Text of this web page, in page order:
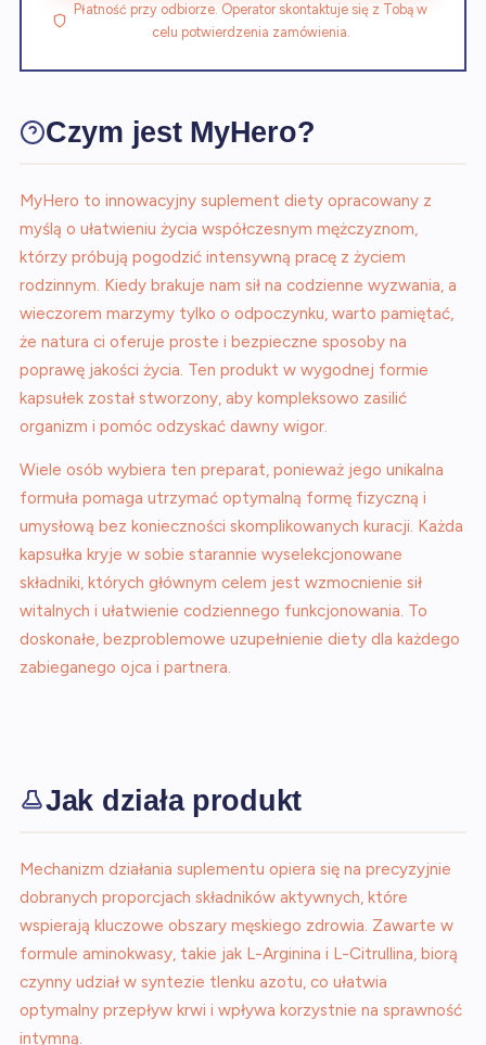
Płatność przy odbiorze. Operator skontaktuje się z Tobą w
celu potwierdzenia zamówienia.
Czym jest MyHero?
MyHero to innowacyjny suplement diety opracowany z
myślą o ułatwieniu życia współczesnym mężczyznom,
którzy próbują pogodzić intensywną pracę z życiem
rodzinnym. Kiedy brakuje nam sił na codzienne wyzwania, a
wieczorem marzymy tylko o odpoczynku, warto pamiętać,
że natura ci oferuje proste i bezpieczne sposoby na
poprawę jakości życia. Ten produkt w wygodnej formie
kapsułek został stworzony, aby kompleksowo zasilić
organizm i pomóc odzyskać dawny wigor.
Wiele osób wybiera ten preparat, ponieważ jego unikalna
formuła pomaga utrzymać optymalną formę fizyczną i
umysłową bez konieczności skomplikowanych kuracji. Każda
kapsułka kryje w sobie starannie wyselekcjonowane
składniki, których głównym celem jest wzmocnienie sił
witalnych i ułatwienie codziennego funkcjonowania. To
doskonałe, bezproblemowe uzupełnienie diety dla każdego
zabieganego ojca i partnera.
Jak działa produkt
Mechanizm działania suplementu opiera się na precyzyjnie
dobranych proporcjach składników aktywnych, które
wspierają kluczowe obszary męskiego zdrowia. Zawarte w
formule aminokwasy, takie jak L-Arginina i L-Citrullina, biorą
czynny udział w syntezie tlenku azotu, co ułatwia
optymalny przepływ krwi i wpływa korzystnie na sprawność
intymną.